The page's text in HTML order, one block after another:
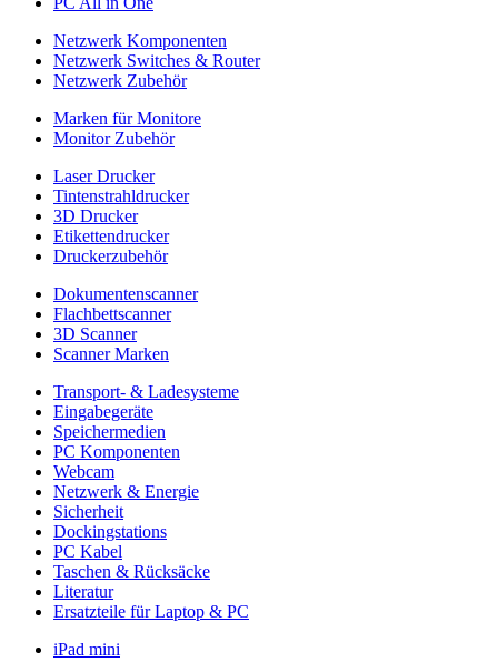
Netzwerk Komponenten
Netzwerk Switches & Router
Netzwerk Zubehör
Marken für Monitore
Monitor Zubehör
Laser Drucker
Tintenstrahldrucker
3D Drucker
Etikettendrucker
Druckerzubehör
Dokumentenscanner
Flachbettscanner
3D Scanner
Scanner Marken
Transport- & Ladesysteme
Eingabegeräte
Speichermedien
PC Komponenten
Webcam
Netzwerk & Energie
Sicherheit
Dockingstations
PC Kabel
Taschen & Rücksäcke
Literatur
Ersatzteile für Laptop & PC
iPad mini